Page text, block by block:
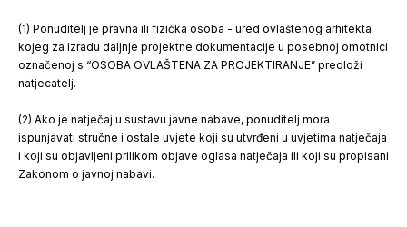
(1) Ponuditelj je pravna ili fizička osoba - ured ovlaštenog arhitekta
kojeg za izradu daljnje projektne dokumentacije u posebnoj omotnici
označenoj s “OSOBA OVLAŠTENA ZA PROJEKTIRANJE” predloži
natjecatelj.
(2) Ako je natječaj u sustavu javne nabave, ponuditelj mora
ispunjavati stručne i ostale uvjete koji su utvrđeni u uvjetima natječaja
i koji su objavljeni prilikom objave oglasa natječaja ili koji su propisani
Zakonom o javnoj nabavi.